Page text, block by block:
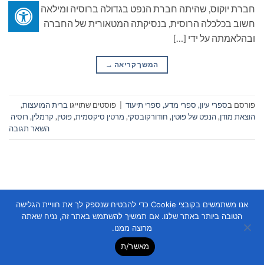
חברת יוקוס, שהיתה חברת הנפט בגדולה ברוסיה ומילאה תפקיד
חשוב בכלכלה הרוסית, בנסיקתה המטאורית של החברה
ובהלאמתה על ידי […]
המשך קריאה →
פורסם בספרי עיון, ספרי מדע, ספרי תיעוד פוסטים שתוייגו ברית המועצות,
הוצאת מודן,הנפט של פוטין, חודורקובסקי, מרטין סיקסמית,פוטין, קרמלין, רוסיה
השאר תגובה
Copyright 2026 ©
אנו משתמשים בקובצי Cookie כדי להבטיח שנספק לך את חוויית הגלישה
הטובה ביותר באתר שלנו. אם תמשיך להשתמש באתר זה, נניח שאתה
מרוצה ממנו.
מאשר/ת